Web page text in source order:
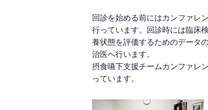
回診を始める前にはカンファレ
行っています。回診時には臨床
養状態を評価するためのデータ
治医へ行います。
摂食嚥下支援チームカンファレ
っています。